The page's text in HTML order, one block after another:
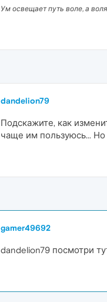
Ум освещает путь воле, а
dandelion79
Подскажите, как
чаще им пользуюсь... Но
gamer49692
dandelion79 посмотри